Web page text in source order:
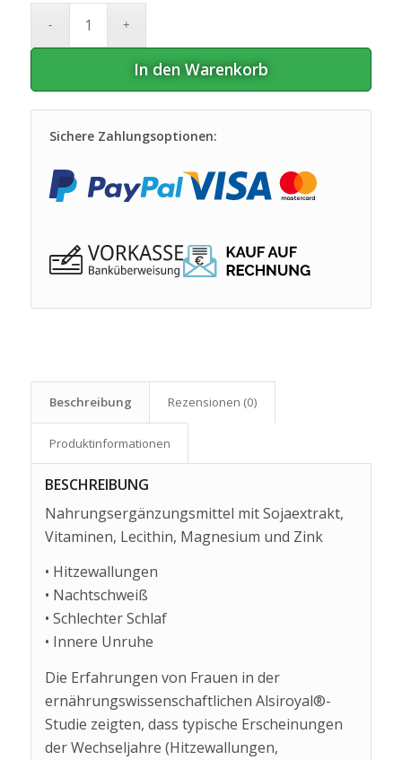
In den Warenkorb
Sichere Zahlungsoptionen:
Beschreibung Rezensionen (0)
Produkt­informationen
BESCHREIBUNG
Nahrungsergänzungsmittel mit Sojaextrakt,
Vitaminen, Lecithin, Magnesium und Zink
• Hitzewallungen
• Nachtschweiß
• Schlechter Schlaf
• Innere Unruhe
Die Erfahrungen von Frauen in der
ernährungswissenschaftlichen Alsiroyal®-
Studie zeigten, dass typische Erscheinungen
der Wechseljahre (Hitzewallungen,